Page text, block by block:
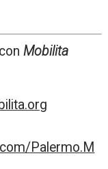
Mobilita
Palermo.M